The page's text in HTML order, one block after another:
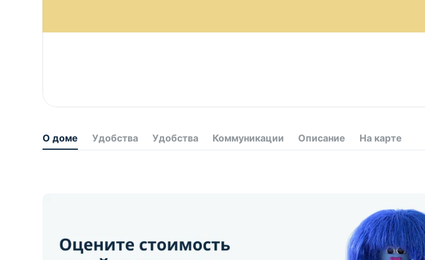
О доме Удобства Удобства Коммуникации Описание На карте